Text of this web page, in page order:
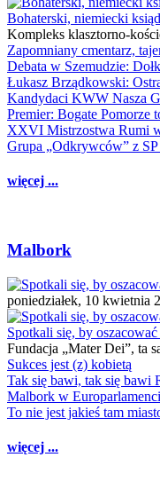
Bohaterski, niemiecki
Kompleks klasztorno-
Zapomniany cmentarz,
Debata w Szemudzie:
Łukasz Brządkowski:
Kandydaci KWW Nasza
Premier: Bogate Pomorze
XXVI Mistrzostwa Rumi
Grupa „Odkrywców” z
więcej ...
Malbork
poniedziałek, 10 kwietnia
Spotkali się, by
Fundacja „Mater Dei”, ta
Sukces jest (z) kobietą
Tak się bawi, tak się bawi
Malbork w
To nie jest jakieś tam
więcej ...